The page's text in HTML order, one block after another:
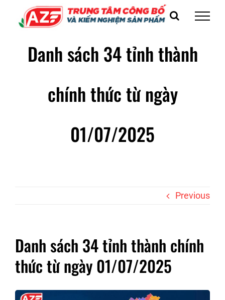
Danh sách 34 tỉnh thành
chính thức từ ngày
01/07/2025
Previous
Danh sách 34 tỉnh thành chính
thức từ ngày 01/07/2025